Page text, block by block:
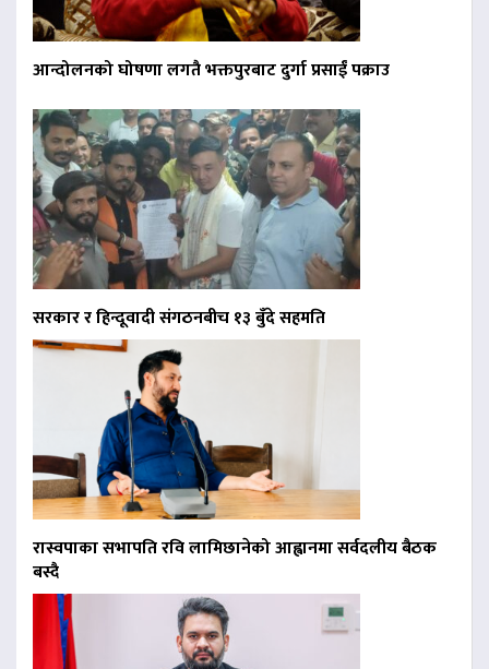
आन्दोलनको घोषणा लगतै भक्तपुरबाट दुर्गा प्रसाईं पक्राउ
सरकार र हिन्दूवादी संगठनबीच १३ बुँदे सहमति
रास्वपाका सभापति रवि लामिछानेको आह्वानमा सर्वदलीय बैठक
बस्दै